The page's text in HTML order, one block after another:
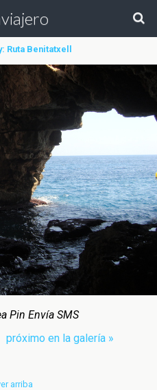
Ruta Benitatxell
Pin Envía SMS
próximo en la galería »
arriba